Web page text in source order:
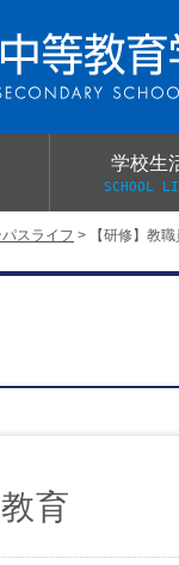
スライフ > 【研修】教
学校生
SCHOOL
育